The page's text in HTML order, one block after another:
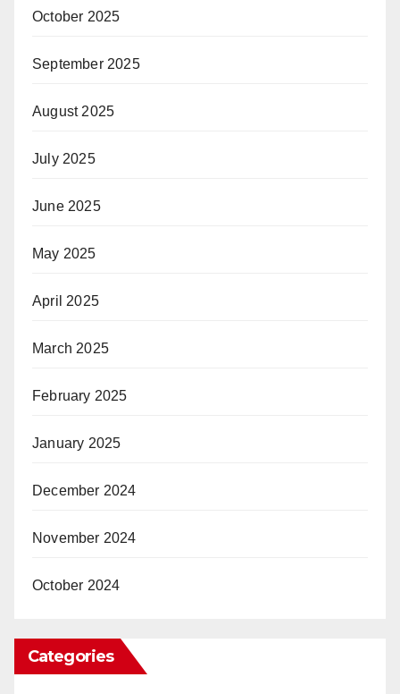
October 2025
September 2025
August 2025
July 2025
June 2025
May 2025
April 2025
March 2025
February 2025
January 2025
December 2024
November 2024
October 2024
Categories